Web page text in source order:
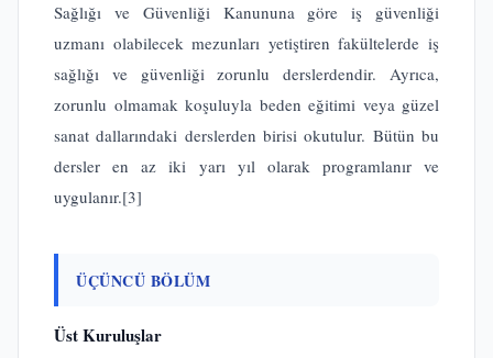
Sağlığı ve Güvenliği Kanununa göre iş güvenliği
uzmanı olabilecek mezunları yetiştiren fakültelerde iş
sağlığı ve güvenliği zorunlu derslerdendir. Ayrıca,
zorunlu olmamak koşuluyla beden eğitimi veya güzel
sanat dallarındaki derslerden birisi okutulur. Bütün bu
dersler en az iki yarı yıl olarak programlanır ve
uygulanır.[3]
ÜÇÜNCÜ BÖLÜM
Üst Kuruluşlar